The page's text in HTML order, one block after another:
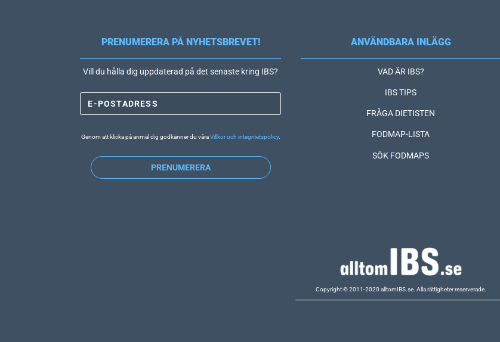
PRENUMERERA PÅ NYHETSBREVET!
Vill du hålla dig uppdaterad på det senaste kring IBS?
Genom att klicka på anmäl dig godkänner du våraVillkor och integritetspolicy.
ANVÄNDBARA INLÄGG
VAD ÄR IBS?
IBS TIPS
FRÅGA DIETISTEN
FODMAP-LISTA
SÖK FODMAPS
Copyright © 2011-2020 alltomIBS.se. Alla rättigheter reserverade.